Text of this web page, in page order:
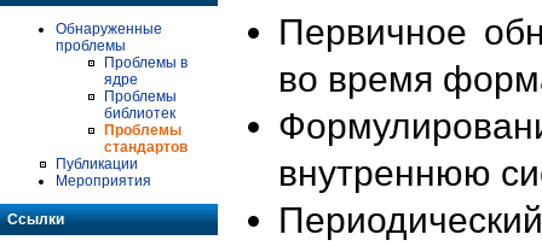
Обнаруженные
проблемы
Проблемы в
ядре
Проблемы
библиотек
Проблемы
стандартов
Публикации
Мероприятия
Ссылки
Первичное
во время
внутреннюю